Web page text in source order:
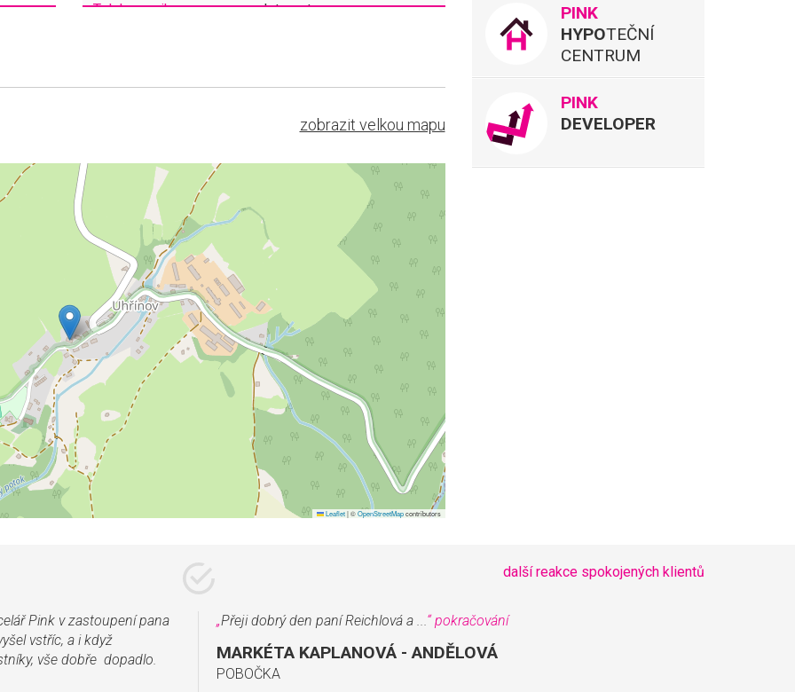
Telekomunikace Internet
Voda Dálkový vodovod
Vybavenost Škola, Školka, Pošta
zobrazit velkou mapu
Leaflet |©OpenStreetMapcontributors
PINK
HYPOTEČNÍ
CENTRUM
PINK
DEVELOPER
další reakce spokojených klientů
Pink v zastoupení pana
vstříc, a i když
vše dobře dopadlo.
„Přeji dobrý den paní Reichlová a ...“ pokračování
MARKÉTA KAPLANOVÁ - ANDĚLOVÁ
POBOČKA